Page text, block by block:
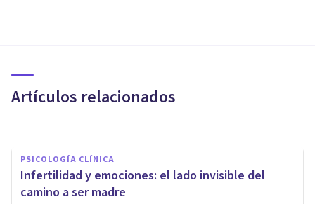
Artículos relacionados
madre?
PSICOLOGÍA CLÍNICA
Infertilidad y emociones: el lado invisible del
camino a ser madre